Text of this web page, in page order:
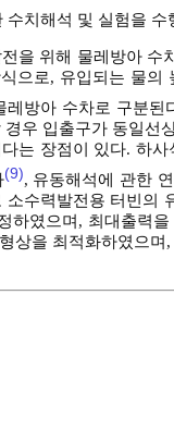
수치해석 및 실험을 수
을 위해 물레방아 수
으로, 유입되는 물의
레방아 수차로 구분된
우 입출구가 동일
는 장점이 있다. 하
(9), 유동해석에 관한
수력발전용 터빈의
하였으며, 최대출력
상을 최적화하였으